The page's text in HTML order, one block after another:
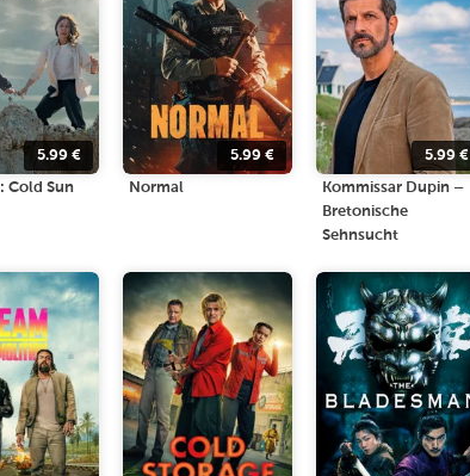
5.99€
Cold Sun
5.99 €
Normal
5.99€
Kommissar Dupin –
Bretonische
Sehnsucht